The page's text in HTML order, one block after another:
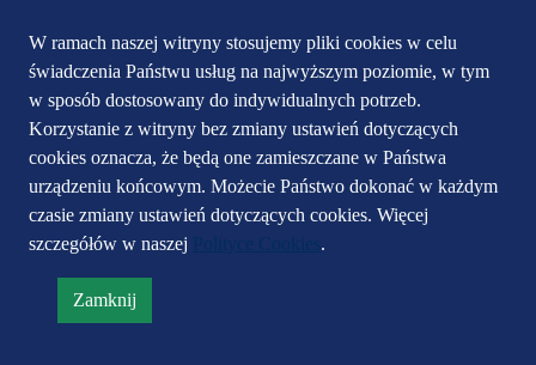
W ramach naszej witryny stosujemy pliki cookies w celu
świadczenia Państwu usług na najwyższym poziomie, w tym
w sposób dostosowany do indywidualnych potrzeb.
Korzystanie z witryny bez zmiany ustawień dotyczących
cookies oznacza, że będą one zamieszczane w Państwa
urządzeniu końcowym. Możecie Państwo dokonać w każdym
czasie zmiany ustawień dotyczących cookies. Więcej
szczegółów w naszej
.
Zamknij
informację
Przejdź do głównego
menu
Przejdź do treści
Przejdź do mapy
serwisu